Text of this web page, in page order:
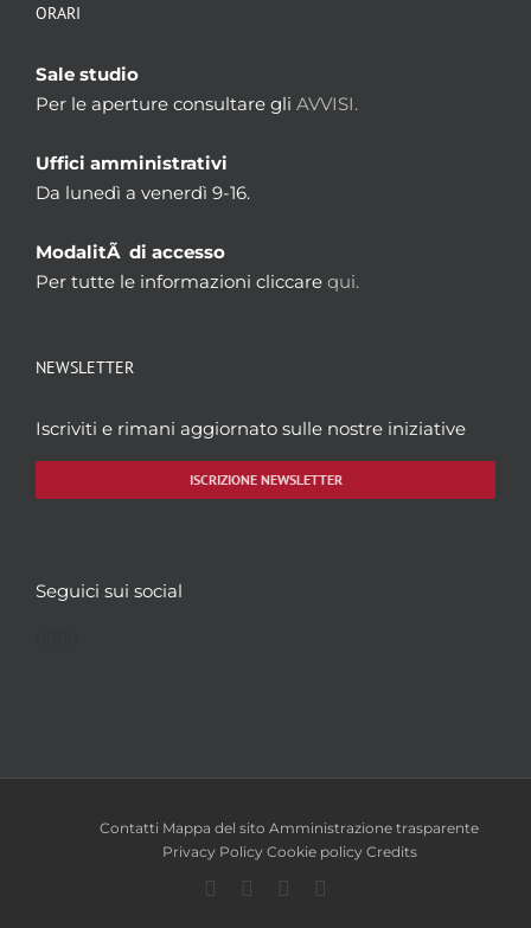
ORARI
Sale studio
Per le aperture consultare gli AVVISI.
Uffici amministrativi
Da lunedì a venerdì 9-16.
ModalitÃ di accesso
Per tutte le informazioni cliccare qui.
NEWSLETTER
Iscriviti e rimani aggiornato sulle nostre iniziative
ISCRIZIONE NEWSLETTER
Seguici sui social
Contatti Mappa del sito Amministrazione trasparente
Privacy Policy Cookie policy Credits
Facebook
TwitterYouTube